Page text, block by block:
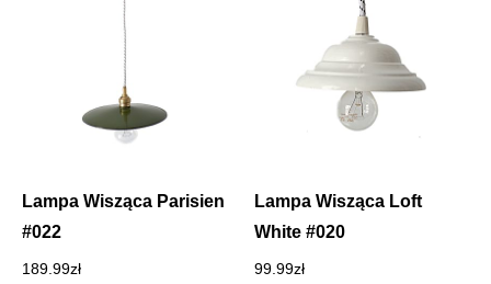
Lampa Wisząca Parisien
#022
189.99zł
Lampa Wisząca Loft
White #020
99.99zł